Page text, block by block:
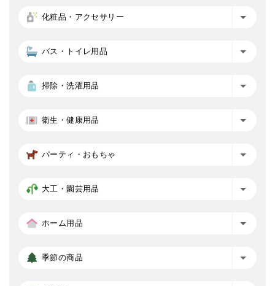
化粧品・アクセサリー
バス・トイレ用品
掃除・洗濯用品
衛生・健康用品
パーティ・おもちゃ
大工・園芸用品
ホーム用品
季節の商品